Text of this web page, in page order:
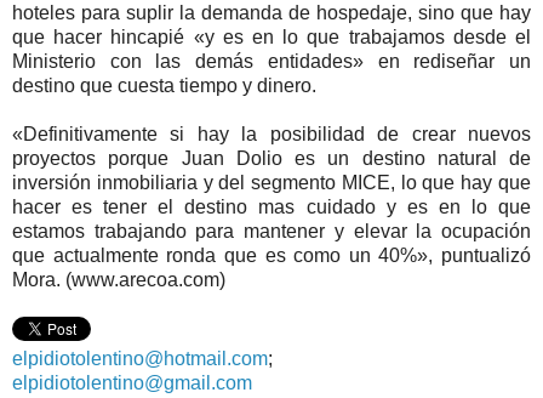
hoteles para suplir la demanda de hospedaje, sino que hay
que hacer hincapié «y es en lo que trabajamos desde el
Ministerio con las demás entidades» en rediseñar un
destino que cuesta tiempo y dinero.
«Definitivamente si hay la posibilidad de crear nuevos
proyectos porque Juan Dolio es un destino natural de
inversión inmobiliaria y del segmento MICE, lo que hay que
hacer es tener el destino mas cuidado y es en lo que
estamos trabajando para mantener y elevar la ocupación
que actualmente ronda que es como un 40%», puntualizó
Mora. (www.arecoa.com)
elpidiotolentino@hotmail.com;
elpidiotolentino@gmail.com